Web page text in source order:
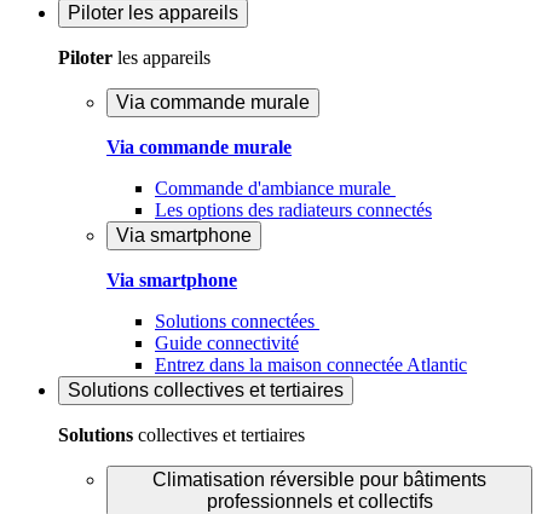
Piloter les appareils
Piloter les appareils
Via commande murale
Via commande murale
Commande d'ambiance murale
Les options des radiateurs connectés
Via smartphone
Via smartphone
Solutions connectées
Guide connectivité
Entrez dans la maison connectée Atlantic
Solutions collectives et tertiaires
Solutions collectives et tertiaires
Climatisation réversible pour bâtiments
professionnels et collectifs